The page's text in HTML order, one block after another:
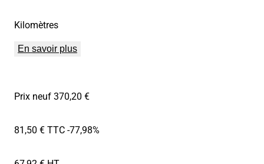
Kilomètres
En savoir plus
Prix neuf 370,20 €
81,50 € TTC-77,98%